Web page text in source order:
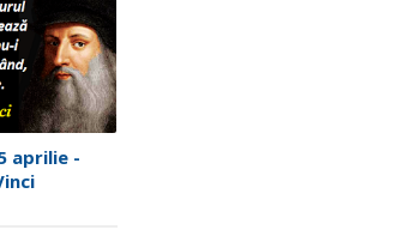
aprilie -